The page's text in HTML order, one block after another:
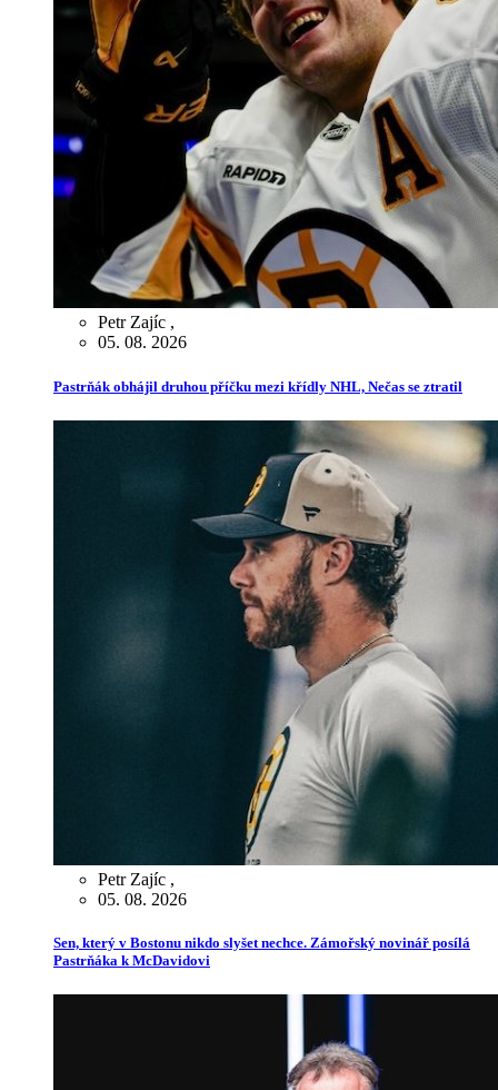
Petr Zajíc ,
05. 08. 2026
Pastrňák obhájil druhou příčku mezi křídly NHL, Nečas se ztratil
Petr Zajíc ,
05. 08. 2026
Sen, který v Bostonu nikdo slyšet nechce. Zámořský novinář posílá
Pastrňáka k McDavidovi